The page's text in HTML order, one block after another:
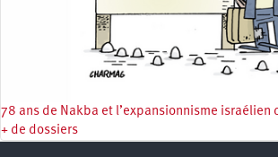
78 ans de Nakba et l’expansionnisme israélien
+ de dossiers